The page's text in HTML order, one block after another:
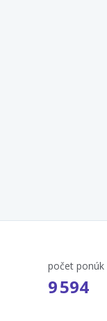
počet ponúk
9 594